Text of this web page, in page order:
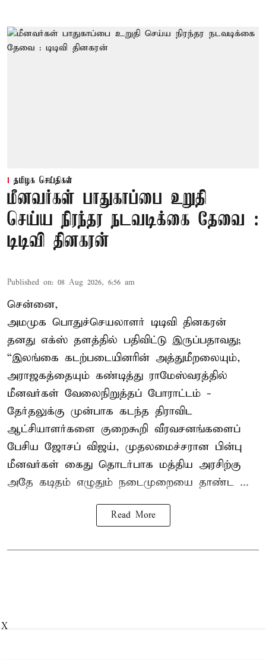
தமிழக செய்திகள்
மீனவர்கள் பாதுகாப்பை உறுதி
செய்ய நிரந்தர நடவடிக்கை தேவை :
டிடிவி தினகரன்
Published on: 08 Aug 2026, 6:56 am
சென்னை,
அமமுக பொதுச்செயலாளர் டிடிவி தினகரன்
தனது எக்ஸ் தளத்தில் பதிவிட்டு இருப்பதாவது;
“இலங்கை கடற்படையினரின் அத்துமீறலையும்,
அராஜகத்தையும் கண்டித்து ராமேஸ்வரத்தில்
மீனவர்கள் வேலைநிறுத்தப் போராட்டம் -
தேர்தலுக்கு முன்பாக கடந்த திராவிட
ஆட்சியாளர்களை குறைகூறி வீரவசனங்களைப்
பேசிய ஜோசப் விஜய், முதலமைச்சரான பின்பு
மீனவர்கள் கைது தொடர்பாக மத்திய அரசிற்கு
அதே கடிதம் எழுதும் நடைமுறையை தாண்ட ...
Read More
X